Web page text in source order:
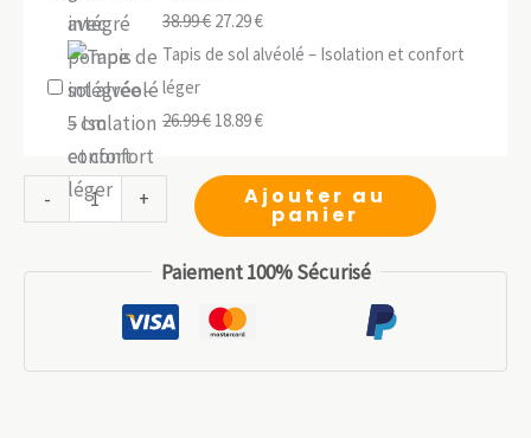
était :
89.99 €.
est :
62.99 €.
38.99€ Le
prix
était :
27.29€Le
prix
est :
Tapis de sol alvéolé – Isolation et confort
léger
26.99€ Le
initial
18.89€Le
actuel
est :
-
quantité
de
+ Ajouter au
panier
Paiement 100% Sécurisé